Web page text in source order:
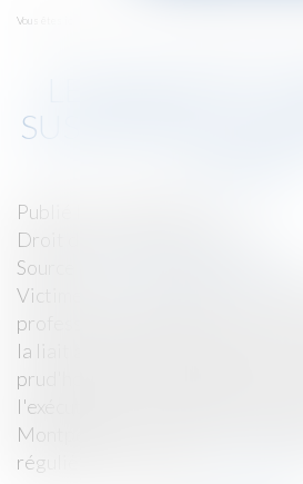
Vous êtes ici :
SUSPENSIVE - LA
Publié le :
Droit du travail - Employeurs
Source :
Victime d’un accident du
professionnelle prend acte de
la liait à une association
prud'homale de demandes au
l'exécution de son contrat de
Montpellier constate qu'un
régulièrement arrivé..